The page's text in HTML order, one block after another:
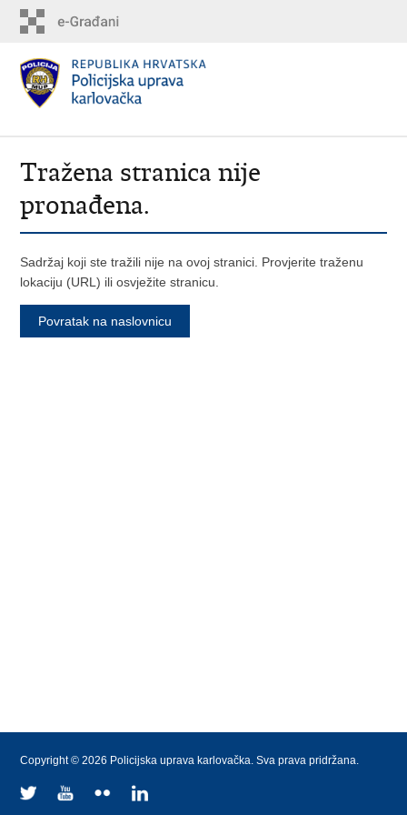
Tražena stranica nije
pronađena.
Sadržaj koji ste tražili nije na ovoj stranici. Provjerite traženu
lokaciju (URL) ili osvježite stranicu.
Povratak na naslovnicu
Copyright © 2026 Policijska uprava karlovačka. Sva prava pridržana.